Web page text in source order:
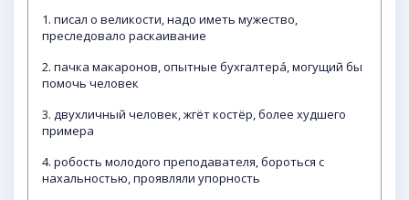
1. писал о великости, надо иметь мужество,
преследовало раскаивание
2. пачка макаронов, опытные бухгалтерá, могущий бы
помочь человек
3. двухличный человек, жгёт костёр, более худшего
примера
4. робость молодого преподавателя, бороться с
нахальностью, проявляли упорность